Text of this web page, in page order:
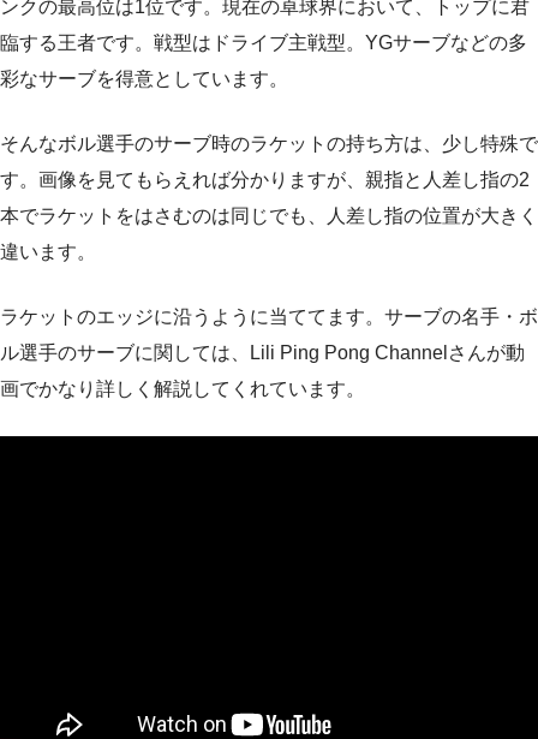
ンクの最高位は1位です。現在の卓球界において、トップに君
臨する王者です。戦型はドライブ主戦型。YGサーブなどの多
彩なサーブを得意としています。
そんなボル選手のサーブ時のラケットの持ち方は、少し特殊で
す。画像を見てもらえれば分かりますが、親指と人差し指の2
本でラケットをはさむのは同じでも、人差し指の位置が大きく
違います。
ラケットのエッジに沿うように当ててます。サーブの名手・ボ
ル選手のサーブに関しては、Lili Ping Pong Channelさんが動
画でかなり詳しく解説してくれています。